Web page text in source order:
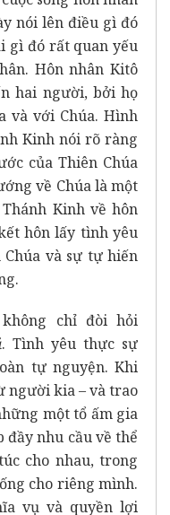
nói lên điều gì đó
gì đó rất quan yếu
Hôn nhân Kitô
hai người, bởi họ
và với Chúa. Hình
Kinh nói rõ ràng
của Thiên Chúa
về Chúa là một
Kinh về hôn
hôn lấy tình yêu
và sự tự hiến
chỉ đòi hỏi
. Tình yêu thực sự
tự nguyện. Khi
người kia – và trao
một tổ ấm gia
đầy nhu cầu về thể
cho nhau, trong
cho riêng mình.
vụ và quyền lợi